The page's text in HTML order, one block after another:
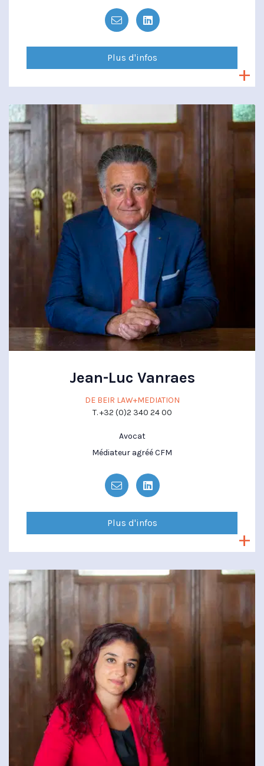
Plus d'infos
Jean-Luc Vanraes
DE BEIR LAW+MEDIATION
T. +32 (0)2 340 24 00
Avocat
Médiateur agréé CFM
Plus d'infos